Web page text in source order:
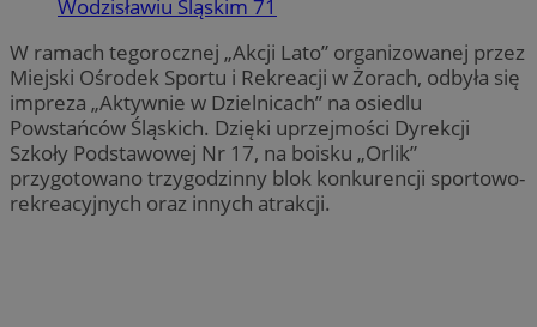
W ramach tegorocznej „Akcji Lato” organizowanej przez
Miejski Ośrodek Sportu i Rekreacji w Żorach, odbyła się
impreza „Aktywnie w Dzielnicach” na osiedlu
Powstańców Śląskich. Dzięki uprzejmości Dyrekcji
Szkoły Podstawowej Nr 17, na boisku „Orlik”
przygotowano trzygodzinny blok konkurencji sportowo-
rekreacyjnych oraz innych atrakcji.